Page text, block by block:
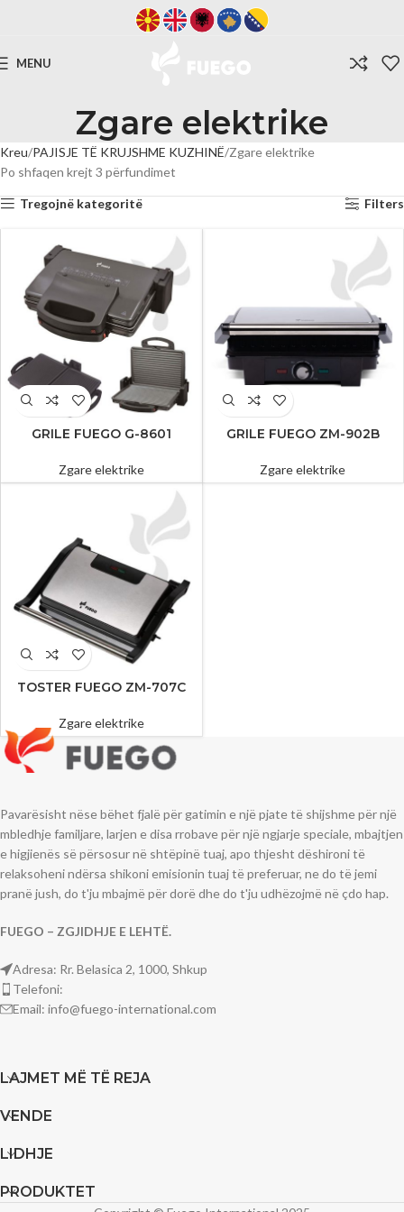
MENU
Zgare elektrike
Kreu PAJISJE TË KRUJSHME KUZHINË Zgare elektrike
Po shfaqen krejt 3 përfundimet
Tregojnë kategoritë Filters
GRILE FUEGO G-8601
Zgare elektrike
GRILE FUEGO ZM-902B
Zgare elektrike
TOSTER FUEGO ZM-707C
Zgare elektrike
Pavarësisht nëse bëhet fjalë për gatimin e një pjate të shijshme për një
mbledhje familjare, larjen e disa rrobave për një ngjarje speciale, mbajtjen
e higjienës së përsosur në shtëpinë tuaj, apo thjesht dëshironi të
relaksoheni ndërsa shikoni emisionin tuaj të preferuar, ne do të jemi
pranë jush, do t'ju mbajmë për dorë dhe do t'ju udhëzojmë në çdo hap.
FUEGO – ZGJIDHJE E LEHTË.
Adresa: Rr. Belasica 2, 1000, Shkup
Telefoni:
Email: info@fuego-international.com
LAJMET MË TË REJA
VENDE
LIDHJE
PRODUKTET